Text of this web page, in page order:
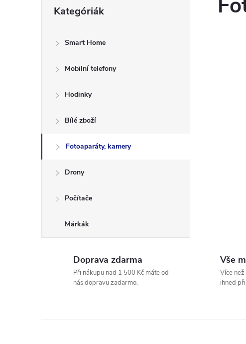
s
ó
átugrása
Kategóriák
Smart Home
Mobilní telefony
Hodinky
Bílé zboží
Fotoaparáty, kamery
Drony
Počítače
Márkák
Doprava zdarma
Při nákupu nad 1 500 Kč máte od
nás dopravu zadarmo.
Vše
Více
ihned